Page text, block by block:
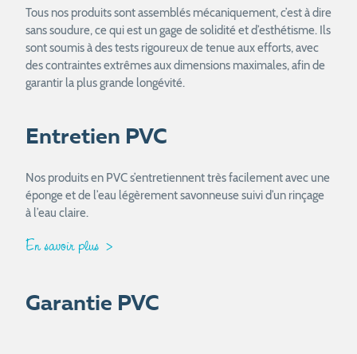
Tous nos produits sont assemblés mécaniquement, c’est à dire
sans soudure, ce qui est un gage de solidité et d’esthétisme. Ils
sont soumis à des tests rigoureux de tenue aux efforts, avec
des contraintes extrêmes aux dimensions maximales, afin de
garantir la plus grande longévité.
Entretien PVC
Nos produits en PVC s’entretiennent très facilement avec une
éponge et de l’eau légèrement savonneuse suivi d’un rinçage
à l’eau claire.
En savoir plus
Garantie PVC